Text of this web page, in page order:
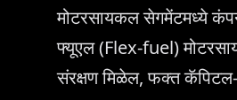
मोटरसायकल सेगमेंटमध्ये
फ्यूएल (Flex-fuel)
संरक्षण मिळेल, फक्त